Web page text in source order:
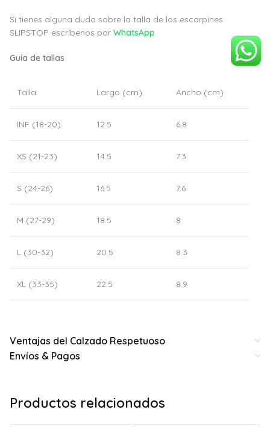
Si tienes alguna duda sobre la talla de los escarpines
SLIPSTOP escríbenos por WhatsApp.
Guía de tallas
Talla Largo (cm) Ancho (cm)
INF (18-20) 12.5 6.8
XS (21-23) 14.5 7.3
S (24-26) 16.5 7.6
M (27-29) 18.5 8
L (30-32) 20.5 8.3
XL (33-35) 22.5 8.9
Ventajas del Calzado Respetuoso
Envíos & Pagos
Productos relacionados